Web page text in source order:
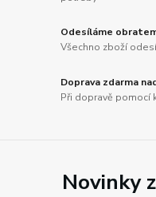
Odesíláme
Všechno zboží
Doprava zdarma
Při dopravě pomocí
Novinky